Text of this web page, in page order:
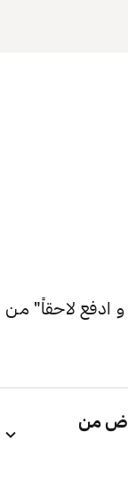
و ادفع لاحقاً" من
من